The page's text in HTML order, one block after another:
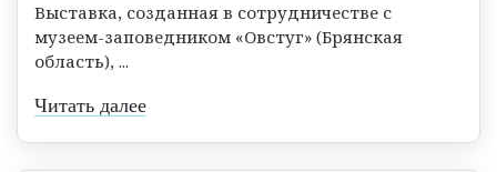
Выставка, созданная в сотрудничестве с
музеем-заповедником «Овстуг» (Брянская
область), ...
Читать далее